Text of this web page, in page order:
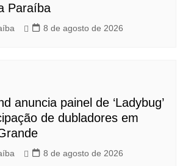
Paraíba
8 de agosto de 2026
anuncia painel de ‘Ladybug’
de dubladores em
8 de agosto de 2026